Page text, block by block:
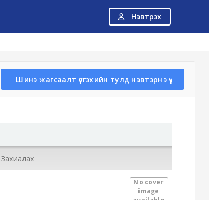
Нэвтрэх
Шинэ жагсаалт үүсгэхийн тулд нэвтэрнэ үү
Захиалах
No cover
image